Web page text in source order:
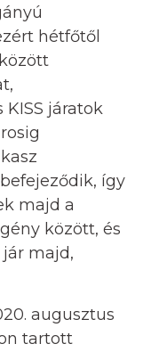
hétfőtől
járatok
így
majd a
között, és
jár majd,
augusztus
tartott